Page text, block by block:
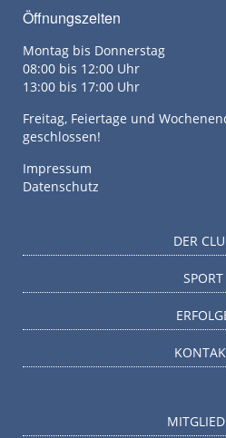
Öffnungszeiten
Montag bis Donnerstag
08:00 bis 12:00 Uhr
13:00 bis 17:00 Uhr
Freitag, Feiertage und
geschlossen!
Impressum
Datenschutz
DER
SPORT